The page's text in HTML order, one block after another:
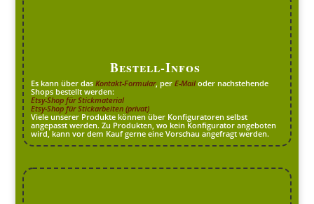
Bestell-Infos
Es kann über dasKontakt-Formular, perE-Mail oder nachstehende
Shops bestellt werden:
Etsy-Shop für Stickmaterial
Etsy-Shop für Stickarbeiten (privat)
Viele unserer Produkte können über Konfiguratoren selbst
angepasst werden. Zu Produkten, wo kein Konfigurator angeboten
wird, kann vor dem Kauf gerne eine Vorschau angefragt werden.